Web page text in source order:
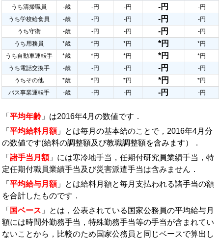
うち清掃職員
-歳 -円 -円 -円
-円
うち学校給食員
-歳 -円 -円 -円
-円
うち守衛
-歳 -円 -円 -円
-円
うち用務員
*歳 *円 *円 *円
*円
うち自動車運転手
*歳 *円 *円 *円
*円
うち電話交換手
-歳 -円 -円 -円
-円
うちその他
*歳 *円 *円 *円
*円
バス事業運転手
-歳 -円 -円 -円 -円
「 平均年齢 」は2016年4月の数値です．
「 平均給料月額」とは毎月の基本給のことで，2016年4月分
の数値です(給料の調整額及び教職調整額を含みます）．
「 諸手当月額」には寒冷地手当，任期付研究員業績手当，特
定任期付職員業績手当及び災害派遣手当は含みません．
「 平均給与月額」とは給料月額と毎月支払われる諸手当の額
を合計したものです．
「 国ベース 」とは，公表されている国家公務員の平均給与月
額には時間外勤務手当，特殊勤務手当等の手当が含まれてい
ないことから，比較のため国家公務員と同じベースで算出し